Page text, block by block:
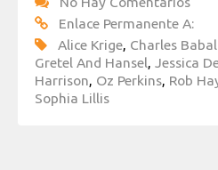
Enlace Permanente A:
Alice Krige, Charles
Gretel And Hansel, Jessica
Harrison, Oz Perkins, Rob
Sophia Lillis